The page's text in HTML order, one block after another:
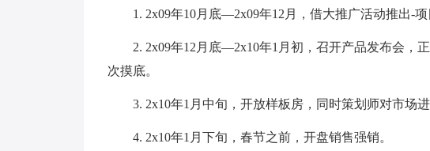
1. 2x09年10月底—2x09年12月，借大推广活动推出-项
2. 2x09年12月底—2x10年1月初，召开产品发布会，
次摸底。
3. 2x10年1月中旬，开放样板房，同时策划师对市场进
4. 2x10年1月下旬，春节之前，开盘销售强销。